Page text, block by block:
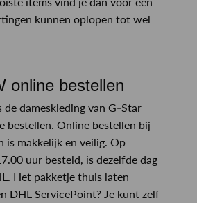
kunnen oplopen tot wel
online bestellen
de dameskleding van G-Star
bestellen. Online bestellen bij
is makkelijk en veilig. Op
uur besteld, is dezelfde dag
Het pakketje thuis laten
DHL ServicePoint? Je kunt zelf